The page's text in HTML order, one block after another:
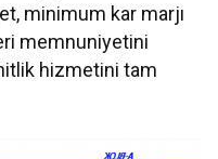
minimum kar marjı
memnuniyetini
hizmetini tam